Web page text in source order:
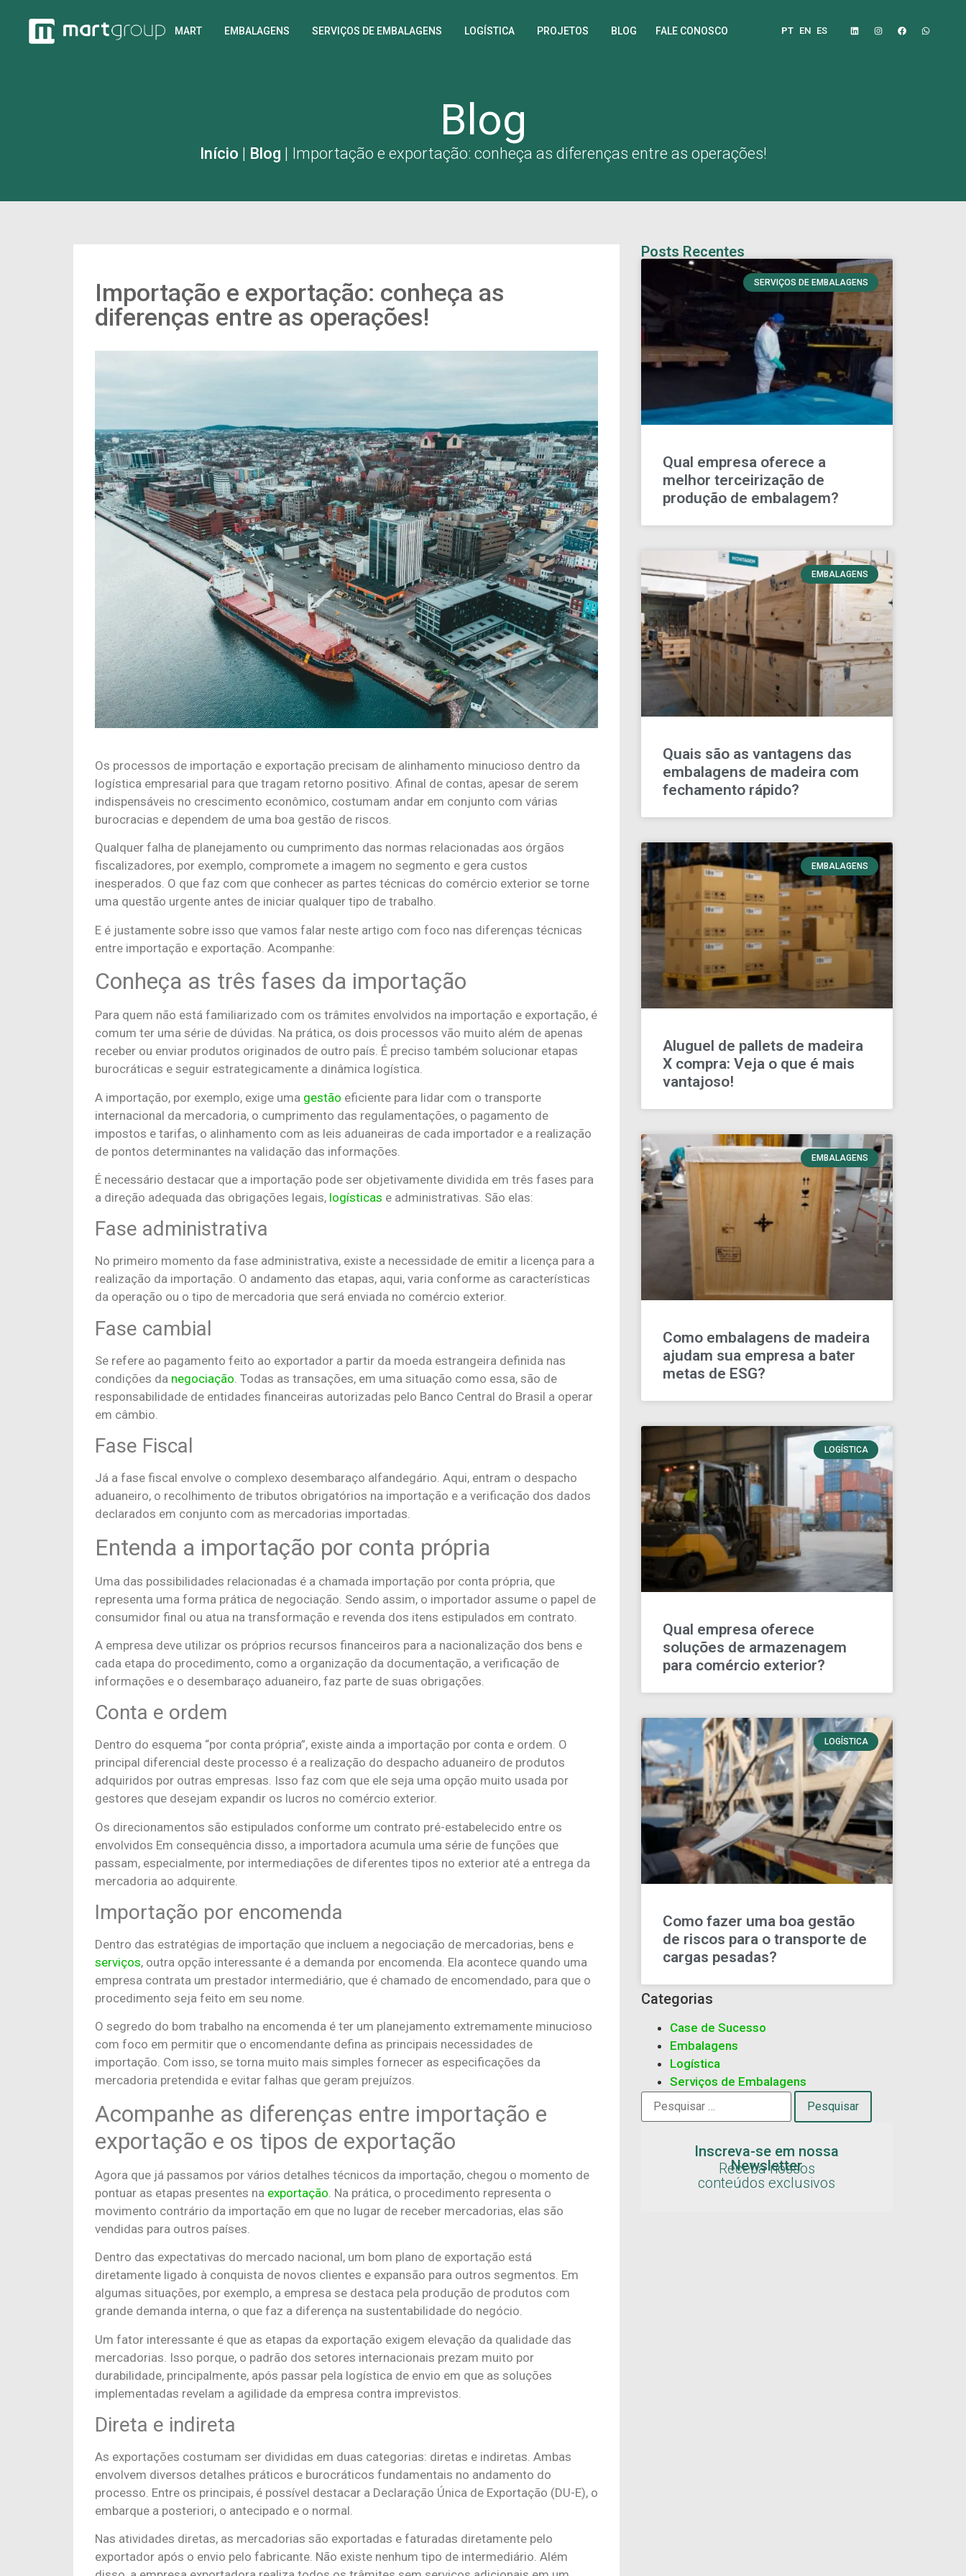
MART EMBALAGENS SERVIÇOS DE EMBALAGENS LOGÍSTICA PROJETOS BLOG FALE CONOSCO PT EN ES
Blog
Início | Blog | Importação e exportação: conheça as diferenças entre as operações!
Importação e exportação: conheça as
diferenças entre as operações!
Os processos de importação e exportação precisam de alinhamento minucioso dentro da
logística empresarial para que tragam retorno positivo. Afinal de contas, apesar de serem
indispensáveis no crescimento econômico, costumam andar em conjunto com várias
burocracias e dependem de uma boa gestão de riscos.
Qualquer falha de planejamento ou cumprimento das normas relacionadas aos órgãos
fiscalizadores, por exemplo, compromete a imagem no segmento e gera custos
inesperados. O que faz com que conhecer as partes técnicas do comércio exterior se torne
uma questão urgente antes de iniciar qualquer tipo de trabalho.
E é justamente sobre isso que vamos falar neste artigo com foco nas diferenças técnicas
entre importação e exportação. Acompanhe:
Conheça as três fases da importação
Para quem não está familiarizado com os trâmites envolvidos na importação e exportação, é
comum ter uma série de dúvidas. Na prática, os dois processos vão muito além de apenas
receber ou enviar produtos originados de outro país. É preciso também solucionar etapas
burocráticas e seguir estrategicamente a dinâmica logística.
A importação, por exemplo, exige uma gestão eficiente para lidar com o transporte
internacional da mercadoria, o cumprimento das regulamentações, o pagamento de
impostos e tarifas, o alinhamento com as leis aduaneiras de cada importador e a realização
de pontos determinantes na validação das informações.
É necessário destacar que a importação pode ser objetivamente dividida em três fases para
a direção adequada das obrigações legais, logísticas e administrativas. São elas:
Fase administrativa
No primeiro momento da fase administrativa, existe a necessidade de emitir a licença para a
realização da importação. O andamento das etapas, aqui, varia conforme as características
da operação ou o tipo de mercadoria que será enviada no comércio exterior.
Fase cambial
Se refere ao pagamento feito ao exportador a partir da moeda estrangeira definida nas
condições da negociação . Todas as transações, em uma situação como essa, são de
responsabilidade de entidades financeiras autorizadas pelo Banco Central do Brasil a operar
em câmbio.
Fase Fiscal
Já a fase fiscal envolve o complexo desembaraço alfandegário. Aqui, entram o despacho
aduaneiro, o recolhimento de tributos obrigatórios na importação e a verificação dos dados
declarados em conjunto com as mercadorias importadas.
Entenda a importação por conta própria
Uma das possibilidades relacionadas é a chamada importação por conta própria, que
representa uma forma prática de negociação. Sendo assim, o importador assume o papel de
consumidor final ou atua na transformação e revenda dos itens estipulados em contrato.
A empresa deve utilizar os próprios recursos financeiros para a nacionalização dos bens e
cada etapa do procedimento, como a organização da documentação, a verificação de
informações e o desembaraço aduaneiro, faz parte de suas obrigações.
Conta e ordem
Dentro do esquema “por conta própria”, existe ainda a importação por conta e ordem. O
principal diferencial deste processo é a realização do despacho aduaneiro de produtos
adquiridos por outras empresas. Isso faz com que ele seja uma opção muito usada por
gestores que desejam expandir os lucros no comércio exterior.
Os direcionamentos são estipulados conforme um contrato pré-estabelecido entre os
envolvidos Em consequência disso, a importadora acumula uma série de funções que
passam, especialmente, por intermediações de diferentes tipos no exterior até a entrega da
mercadoria ao adquirente.
Importação por encomenda
Dentro das estratégias de importação que incluem a negociação de mercadorias, bens e
serviços, outra opção interessante é a demanda por encomenda. Ela acontece quando uma
empresa contrata um prestador intermediário, que é chamado de encomendado, para que o
procedimento seja feito em seu nome.
O segredo do bom trabalho na encomenda é ter um planejamento extremamente minucioso
com foco em permitir que o encomendante defina as principais necessidades de
importação. Com isso, se torna muito mais simples fornecer as especificações da
mercadoria pretendida e evitar falhas que geram prejuízos.
Acompanhe as diferenças entre importação e
exportação e os tipos de exportação
Agora que já passamos por vários detalhes técnicos da importação, chegou o momento de
pontuar as etapas presentes na exportação . Na prática, o procedimento representa o
movimento contrário da importação em que no lugar de receber mercadorias, elas são
vendidas para outros países.
Dentro das expectativas do mercado nacional, um bom plano de exportação está
diretamente ligado à conquista de novos clientes e expansão para outros segmentos. Em
algumas situações, por exemplo, a empresa se destaca pela produção de produtos com
grande demanda interna, o que faz a diferença na sustentabilidade do negócio.
Um fator interessante é que as etapas da exportação exigem elevação da qualidade das
mercadorias. Isso porque, o padrão dos setores internacionais prezam muito por
durabilidade, principalmente, após passar pela logística de envio em que as soluções
implementadas revelam a agilidade da empresa contra imprevistos.
Direta e indireta
As exportações costumam ser divididas em duas categorias: diretas e indiretas. Ambas
envolvem diversos detalhes práticos e burocráticos fundamentais no andamento do
processo. Entre os principais, é possível destacar a Declaração Única de Exportação (DU-E), o
embarque a posteriori, o antecipado e o normal.
Nas atividades diretas, as mercadorias são exportadas e faturadas diretamente pelo
exportador após o envio pelo fabricante. Não existe nenhum tipo de intermediário. Além
Posts Recentes
SERVIÇOS DE EMBALAGENS
Qual empresa oferece a
melhor terceirização de
produção de embalagem?
EMBALAGENS
Quais são as vantagens das
embalagens de madeira com
fechamento rápido?
EMBALAGENS
Aluguel de pallets de madeira
X compra: Veja o que é mais
vantajoso!
EMBALAGENS
Como embalagens de madeira
ajudam sua empresa a bater
metas de ESG?
LOGÍSTICA
Qual empresa oferece
soluções de armazenagem
para comércio exterior?
LOGÍSTICA
Como fazer uma boa gestão
de riscos para o transporte de
cargas pesadas?
Categorias
Case de Sucesso
Embalagens
Logística
Serviços de Embalagens
Inscreva-se em nossa
Newsletter
Receba nossos
conteúdos exclusivos